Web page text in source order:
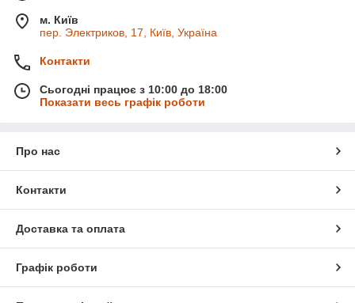
м. Київ
пер. Электриков, 17, Київ, Україна
Контакти
Сьогодні працює з 10:00 до 18:00
Показати весь графік роботи
Про нас
Контакти
Доставка та оплата
Графік роботи